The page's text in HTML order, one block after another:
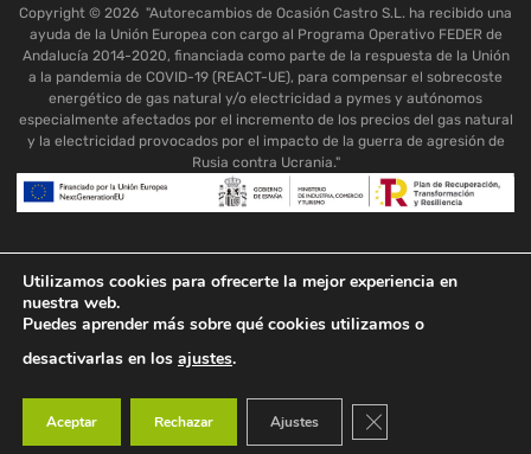
Copyright © 2026 "Autorecambios de Ocasión Castro S.L. ha recibido una
ayuda de la Unión Europea con cargo al Programa Operativo FEDER de
Andalucía 2014-2020, financiada como parte de la respuesta de la Unión
a la pandemia de COVID-19 (REACT-UE), para compensar el sobrecoste
energético de gas natural y/o electricidad a pymes y autónomos
especialmente afectados por el incremento de los precios del gas natural
y la electricidad provocados por el impacto de la guerra de agresión de
Rusia contra Ucrania."
Utilizamos cookies para ofrecerte la mejor experiencia en
nuestra web.
Puedes aprender más sobre qué cookies utilizamos o
desactivarlas en los ajustes.
Aceptar Rechazar Ajustes Cerrar el banner de